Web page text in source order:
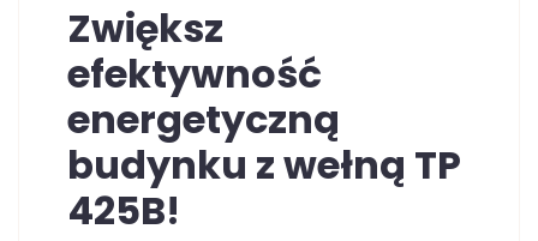
Zwiększ
efektywność
energetyczną
budynku z wełną TP
425B!